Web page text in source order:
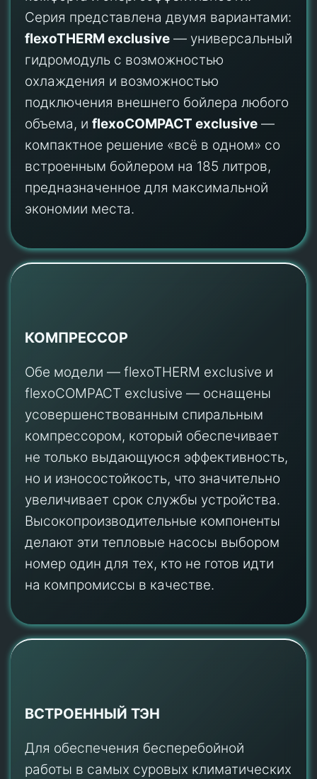
Серия представлена двумя вариантами:
flexoTHERM exclusive — универсальный
гидромодуль с возможностью
охлаждения и возможностью
подключения внешнего бойлера любого
объема, и flexoCOMPACT exclusive —
компактное решение «всё в одном» со
встроенным бойлером на 185 литров,
предназначенное для максимальной
экономии места.
КОМПРЕССОР
Обе модели — flexoTHERM exclusive и
flexoCOMPACT exclusive — оснащены
усовершенствованным спиральным
компрессором, который обеспечивает
не только выдающуюся эффективность,
но и износостойкость, что значительно
увеличивает срок службы устройства.
Высокопроизводительные компоненты
делают эти тепловые насосы выбором
номер один для тех, кто не готов идти
на компромиссы в качестве.
ВСТРОЕННЫЙ ТЭН
Для обеспечения бесперебойной
работы в самых суровых климатических